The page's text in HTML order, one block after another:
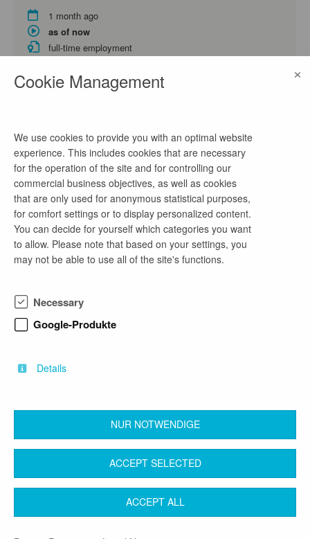
1 month ago
as of now
full-time employment
Science, Social Work
Altenpflegeeinrichtung Haus Horeb
1 month ago
as of now
full-time employment
Nursing Science
Ergotherapeut (m/w/d) in der Klinik für
3 months ago
as of now
Therapy Science
back
Legal Notice
Terms & Conditions
Privacy Protection
Cookie Management ×
We use cookies to provide you with an optimal website
experience. This includes cookies that are necessary
for the operation of the site and for controlling our
commercial business objectives, as well as cookies
that are only used for anonymous statistical purposes,
for comfort settings or to display personalized content.
You can decide for yourself which categories you want
to allow. Please note that based on your settings, you
may not be able to use all of the site's functions.
Necessary
Google-Produkte
Details
NUR NOTWENDIGE
ACCEPT SELECTED
ACCEPT ALL